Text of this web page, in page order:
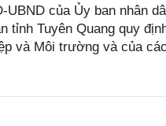
UBND của Ủy ban nhân
tỉnh Tuyên Quang quy
và Môi trường và của